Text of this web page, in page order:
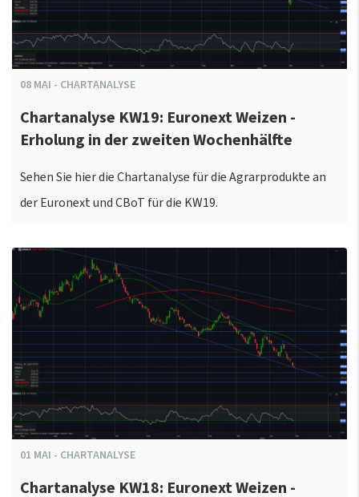
08 MAI - CHARTANALYSE
Chartanalyse KW19: Euronext Weizen -
Erholung in der zweiten Wochenhälfte
Sehen Sie hier die Chartanalyse für die Agrarprodukte an
der Euronext und CBoT für die KW19.
01 MAI - CHARTANALYSE
Chartanalyse KW18: Euronext Weizen -